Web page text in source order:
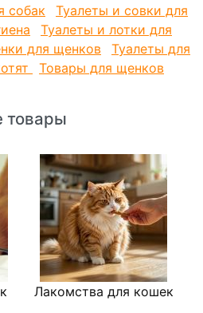
собак
Туалеты и совки для
Туалеты и лотки для
для щенков
Туалеты для
Товары для щенков
товары
Лакомства для кошек